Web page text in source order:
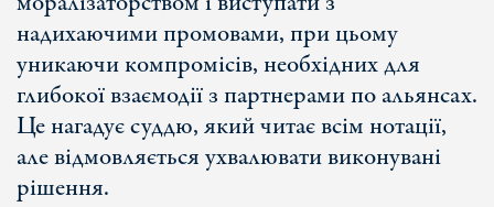
надихаючими промовами, при цьому
уникаючи компромісів, необхідних для
глибокої взаємодії з партнерами по альянсах.
Це нагадує суддю, який читає всім нотації,
але відмовляється ухвалювати виконувані
рішення.